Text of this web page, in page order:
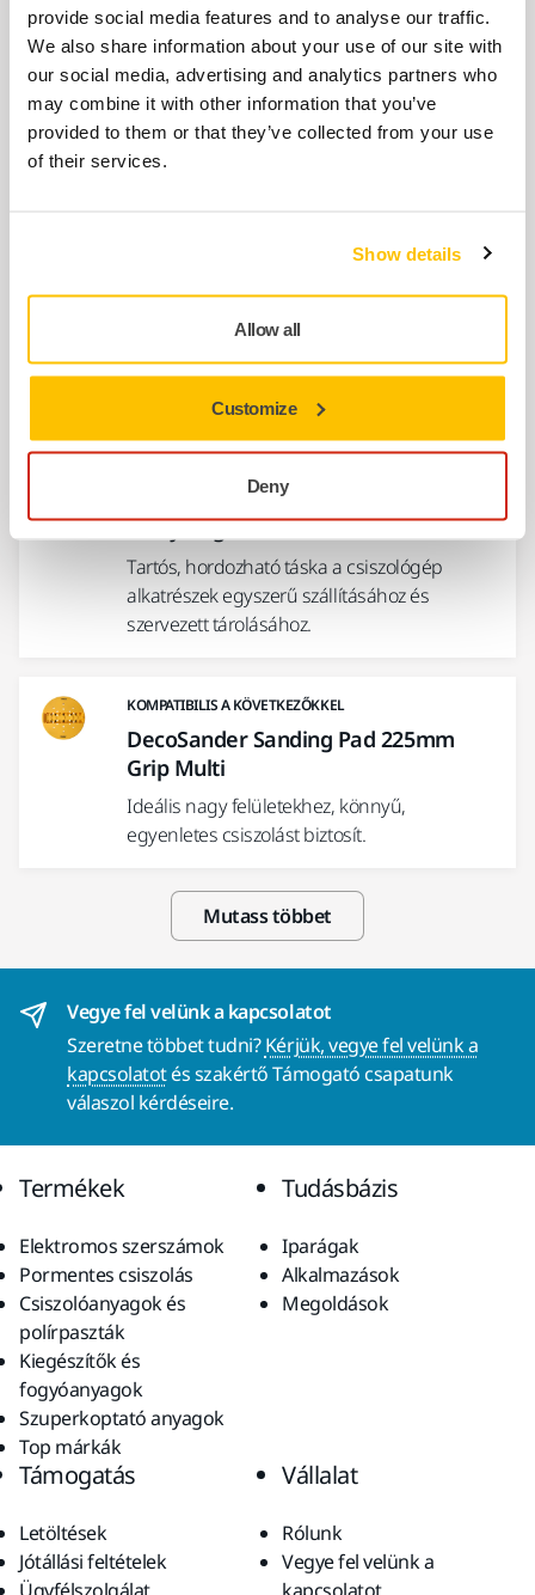
provide social media features and to analyse our traffic.
We also share information about your use of our site with
our social media, advertising and analytics partners who
may combine it with other information that you’ve
provided to them or that they’ve collected from your use
of their services.
Show details
Allow all
Customize
Deny
EGYÜTTES HASZNÁLAT
DecoSander 80 x 230 mm / 225 mm
Kézi oszlopcsiszoló, amelyet falak és
mennyezetek pormentes és precíz
csiszolására terveztek.
Telescopic pole for Mirka
DecoSander
Teleszkópos rúd Mirka DecoSander számára:
Állítható hosszúság az optimális eléréshez,
növelve a kényelmet és a…
EGYÜTTES HASZNÁLAT
Carry Bag for Mirka DecoSander
Tartós, hordozható táska a csiszológép
alkatrészek egyszerű szállításához és
szervezett tárolásához.
KOMPATIBILIS A KÖVETKEZŐKKEL
DecoSander Sanding Pad 225mm
Grip Multi
Ideális nagy felületekhez, könnyű,
egyenletes csiszolást biztosít.
Mutass többet
Vegye fel velünk a kapcsolatot
Szeretne többet tudni?Kérjük, vegye fel velünk a
kapcsolatotés szakértő Támogató csapatunk
válaszol kérdéseire.
Termékek
Elektromos szerszámok
Pormentes csiszolás
Csiszolóanyagok és
polírpaszták
Kiegészítők és
fogyóanyagok
Szuperkoptató anyagok
Top márkák
Tudásbázis
Iparágak
Alkalmazások
Megoldások
Támogatás
Letöltések
Jótállási feltételek
Vállalat
Rólunk
Vegye fel velünk a